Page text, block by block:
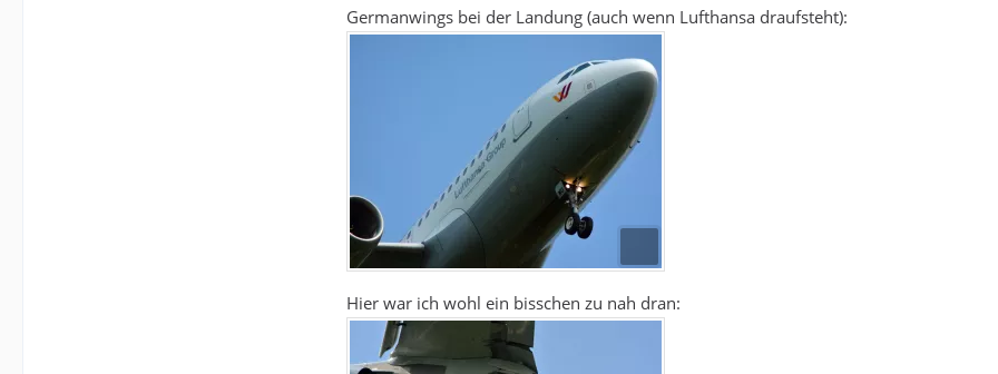
Germanwings bei der Landung (auch wenn Lufthansa draufsteht):
Hier war ich wohl ein bisschen zu nah dran: